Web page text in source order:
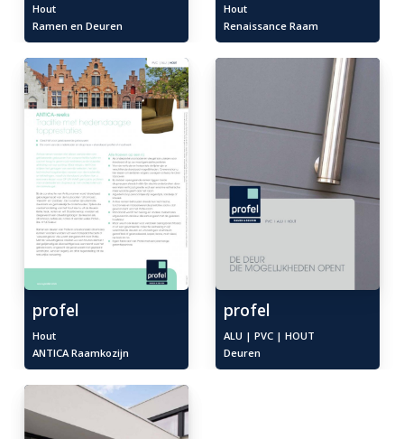
Hout
Ramen en Deuren
Hout
Renaissance Raam
profel
Hout
ANTICA Raamkozijn
profel
ALU | PVC | HOUT
Deuren